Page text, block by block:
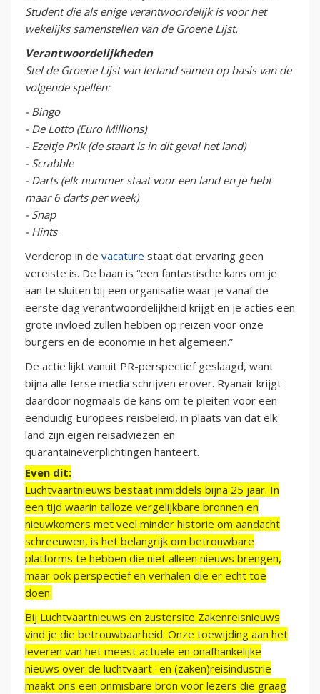
Student die als enige verantwoordelijk is voor het
wekelijks samenstellen van de Groene Lijst.
Verantwoordelijkheden
Stel de Groene Lijst van Ierland samen op basis van de
volgende spellen:
- Bingo
- De Lotto (Euro Millions)
- Ezeltje Prik (de staart is in dit geval het land)
- Scrabble
- Darts (elk nummer staat voor een land en je hebt
maar 6 darts per week)
- Snap
- Hints
Verderop in de vacature staat dat ervaring geen
vereiste is. De baan is “een fantastische kans om je
aan te sluiten bij een organisatie waar je vanaf de
eerste dag verantwoordelijkheid krijgt en je acties een
grote invloed zullen hebben op reizen voor onze
burgers en de economie in het algemeen.”
De actie lijkt vanuit PR-perspectief geslaagd, want
bijna alle Ierse media schrijven erover. Ryanair krijgt
daardoor nogmaals de kans om te pleiten voor een
eenduidig Europees reisbeleid, in plaats van dat elk
land zijn eigen reisadviezen en
quarantaineverplichtingen hanteert.
Even dit:
Luchtvaartnieuws bestaat inmiddels bijna 25 jaar. In
een tijd waarin talloze vergelijkbare bronnen en
nieuwkomers met veel minder historie om aandacht
schreeuwen, is het belangrijk om betrouwbare
platforms te hebben die niet alleen nieuws brengen,
maar ook perspectief en verhalen die er echt toe
doen.
Bij Luchtvaartnieuws en zustersite Zakenreisnieuws
vind je die betrouwbaarheid. Onze toewijding aan het
leveren van het meest actuele en onafhankelijke
nieuws over de luchtvaart- en (zaken)reisindustrie
maakt ons een onmisbare bron voor lezers die graag